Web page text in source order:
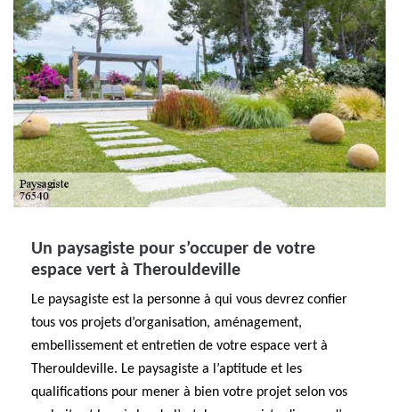
Un paysagiste pour s’occuper de votre
espace vert à Therouldeville
Le paysagiste est la personne à qui vous devrez confier
tous vos projets d’organisation, aménagement,
embellissement et entretien de votre espace vert à
Therouldeville. Le paysagiste a l’aptitude et les
qualifications pour mener à bien votre projet selon vos